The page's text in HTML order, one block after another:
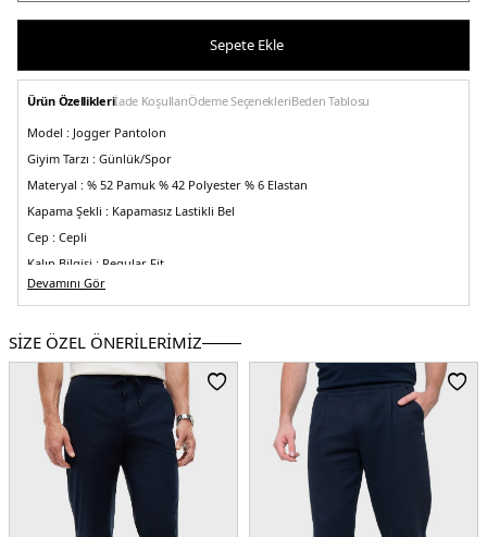
Sepete Ekle
Ürün Özellikleriİade KoşullarıÖdeme SeçenekleriBeden Tablosu
Model : Jogger Pantolon
Giyim Tarzı : Günlük/Spor
Materyal : % 52 Pamuk % 42 Polyester % 6 Elastan
Kapama Şekli : Kapamasız Lastikli Bel
Cep : Cepli
Kalıp Bilgisi : Regular Fit
Bel:Normal Bel
Menşei :Türkiye
Detaylar :- Elastik bel ve paçalar, kesimi sıkı ve rahat tutar.
3DE1MW0MW39409BDS.07
Devamını Gör
SİZE ÖZEL ÖNERİLERİMİZ